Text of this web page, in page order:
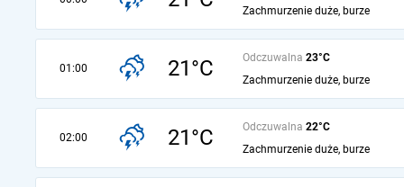
Zachmurzenie duże, burze
01:00 21°C Odczuwalna 23°C
Zachmurzenie duże, burze
02:00 21°C Odczuwalna 22°C
Zachmurzenie duże, burze